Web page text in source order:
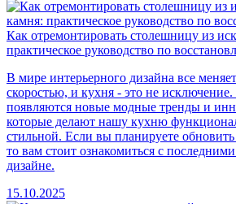
Как отремонтировать столешницу из
практическое руководство по
В мире интерьерного дизайна все
скоростью, и кухня - это не
появляются новые модные тренды и
которые делают нашу кухню
стильной. Если вы планируете
то вам стоит ознакомиться с
дизайне.
15.10.2025